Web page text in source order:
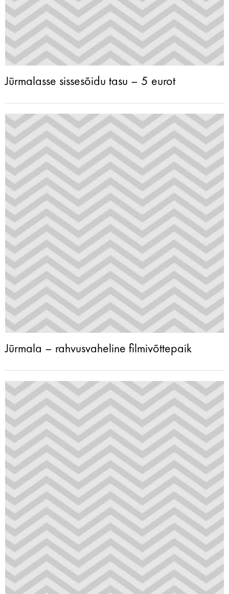
Jūrmalasse sissesõidu tasu – 5 eurot
Jūrmala – rahvusvaheline filmivõttepaik